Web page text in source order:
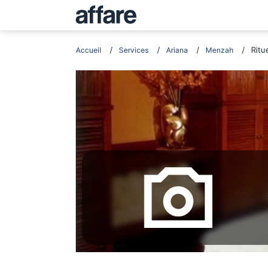
Accueil Services Ariana Menzah